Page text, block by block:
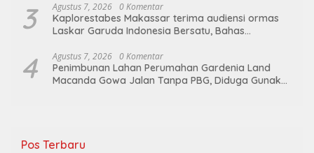
3 Agustus 7, 2026 0 Komentar
Kaplorestabes Makassar terima audiensi ormas
Laskar Garuda Indonesia Bersatu, Bahas
4 Agustus 7, 2026 0 Komentar
Penimbunan Lahan Perumahan Gardenia Land
Macanda Gowa Jalan Tanpa PBG, Diduga Gunakan
Pos Terbaru